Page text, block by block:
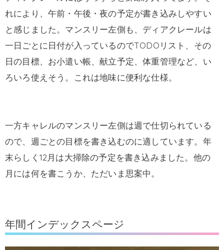
れにより、午前・午後・夜の予定が書き込みしやすい
と感じました。マンスリー左側も、ディアクレールは
一日ごとに日付が入っているのでTODOリスト、その
日の目標、お小遣い帳、献立予定、体重管理など、い
ろいろ使えそう。これは地味に便利な仕様。
一方キャレルのマンスリー左側は週で仕切られている
ので、週ごとの目標を書き込むのに適しています。年
末らしく12月は大掃除の予定を書き込みました。他の
月には何を書こうか、ただいま思案中。
年間インデックスページ